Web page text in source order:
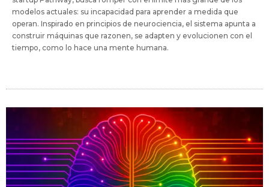
modelos actuales: su incapacidad para aprender a medida que
operan. Inspirado en principios de neurociencia, el sistema apunta a
construir máquinas que razonen, se adapten y evolucionen con el
tiempo, como lo hace una mente humana.